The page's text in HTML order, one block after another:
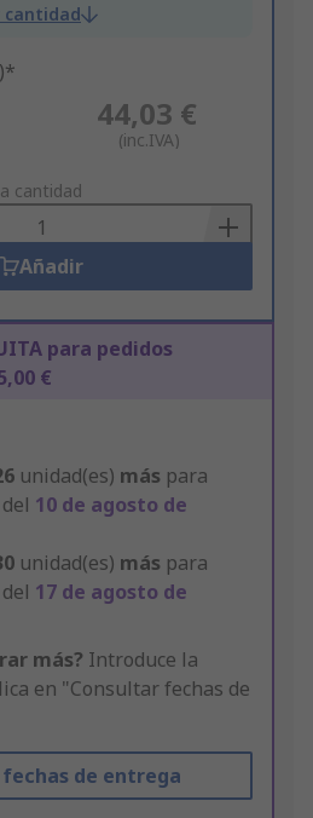
cantidad
44,03 €
(inc.IVA)
cantidad
Añadir
para pedidos
€
unidad(es) más para
10 de agosto de
unidad(es) más para
17 de agosto de
más? Introduce la
en "Consultar fechas de
de entrega